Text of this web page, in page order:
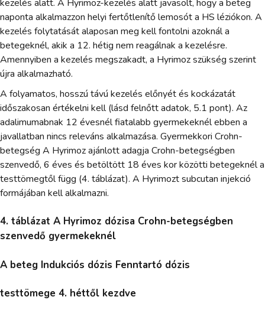
kezelés alatt. A Hyrimoz-kezelés alatt javasolt, hogy a beteg
naponta alkalmazzon helyi fertőtlenítő lemosót a HS léziókon. A
kezelés folytatását alaposan meg kell fontolni azoknál a
betegeknél, akik a 12. hétig nem reagálnak a kezelésre.
Amennyiben a kezelés megszakadt, a Hyrimoz szükség szerint
újra alkalmazható.
A folyamatos, hosszú távú kezelés előnyét és kockázatát
időszakosan értékelni kell (lásd felnőtt adatok, 5.1 pont). Az
adalimumabnak 12 évesnél fiatalabb gyermekeknél ebben a
javallatban nincs releváns alkalmazása. Gyermekkori Crohn-
betegség A Hyrimoz ajánlott adagja Crohn-betegségben
szenvedő, 6 éves és betöltött 18 éves kor közötti betegeknél a
testtömegtől függ (4. táblázat). A Hyrimozt subcutan injekció
formájában kell alkalmazni.
4. táblázat A Hyrimoz dózisa Crohn-betegségben
szenvedő gyermekeknél
A beteg Indukciós dózis Fenntartó dózis
testtömege 4. héttől kezdve